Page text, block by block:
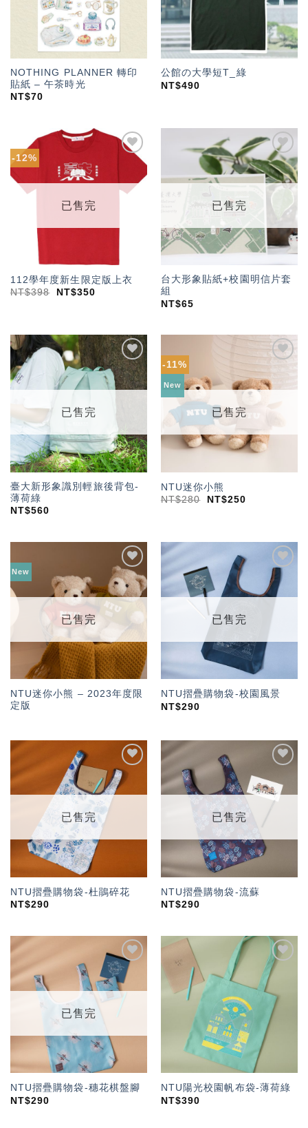
NOTHING PLANNER 轉印
貼紙 – 午茶時光
NT$70
公館の大學短T_綠
NT$490
-12%
望輕
單」
已售完
112學年度新生限定版上衣
NT$398 NT$350
加入
「願
望輕
單」
已售完
台大形象貼紙+校園明信片套
組
NT$65
加入
「願
望輕
已售完
臺大新形象識別輕旅後背包-
薄荷綠
NT$560
-11%
New
望輕
已售完
NTU迷你小熊
NT$280 NT$250
New
加入
「願
望輕
已售完
NTU迷你小熊 – 2023年度限
定版
加入
「願
望輕
已售完
NTU摺疊購物袋-校園風景
NT$290
「願
望輕
已售完
NTU摺疊購物袋-杜鵑碎花
NT$290
「願
望輕
已售完
NTU摺疊購物袋-流蘇
NT$290
加入
「願
望輕
已售完
NTU摺疊購物袋-穗花棋盤腳
NT$290
加入
單」
NTU陽光校園帆布袋-薄荷綠
NT$390